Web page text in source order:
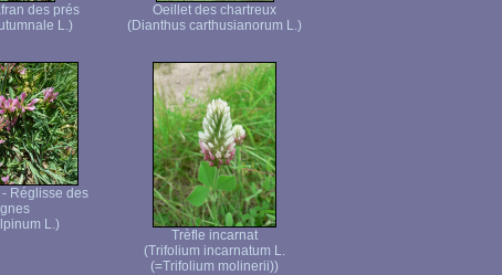
des prés
L.)
Oeillet des chartreux
(Dianthus carthusianorum L.)
Réglisse des
L.)
Trèfle incarnat
(Trifolium incarnatum L.
(=Trifolium molinerii))